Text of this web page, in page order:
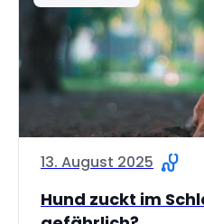
13. August 2025
Hund zuckt im